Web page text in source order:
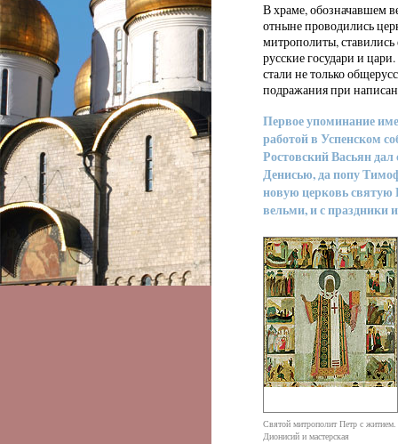
В храме, обозначавшем
отныне проводились
митрополиты, ставились
русские государи и
стали не только
подражания при
Первое упоминание
работой в Успенском
Ростовский Васьян
Денисью, да попу
новую церковь святую
вельми, и с праздники
Святой митрополит Петр с житием.
Дионисий и мастерская